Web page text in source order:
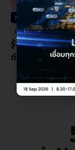
Microsoft Teams
พฤศจิกายน 11, 2024
รู้จักฟีเจอร์ใหม่
ทำงานร่วมกันง่า